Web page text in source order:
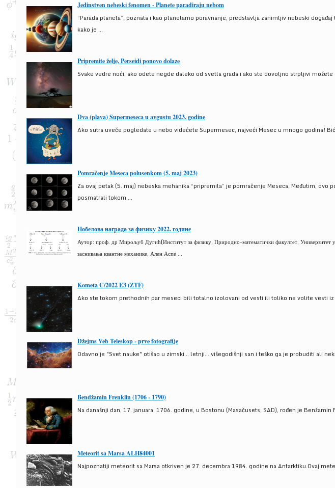
Jedinstven nebeski fenomen - Planete paradiraju nebom
“Parada planeta”, poznata i kao planetarno poravnanje, predstavlja zanimljiv nebeski
kako je ...
Pripremite želje, Perseidi ponovo dolaze
Svake vedre noći, ako odete negde daleko od svetla grada i ako ste dovoljno strpljivi
Dva (plava) Supermeseca u avgustu 2023. godine
Ako sutra uveče pogledate u nebo videćete Supermesec, najveći Mesec u mnogo godina!
Pomračenje Meseca polusenkom (5. maj 2023)
Za ovaj petak (5. maj) nebeska mehanika “pripremila” je pomračenje Meseca, Međutim,
posmatrali tokom ...
Нобелова награда за физику 2022. године
Аутор: проф. др Мирољуб Дугић(Институт за физику, Природно-математички факултет, Универзитет
заснивања квантне механике, Ален Аспе ...
Kometa C/2022 E3 (ZTF)
Ako ste tokom prethodnih par meseci bili totalno izolovani od vesti ili toliko ne volite vesti
Džejms Veb Teleskop - prve fotografije
Odavno je "Svet nauke" otišao u zimski... letnji... višegodišnji san i teško ga je probuditi ali
Bendžamin Frenklin (1706 - 1790)
Na današnji dan, 17. januara, 1706. godine, u Bostonu (Masačusets, SAD), rođen je
Meteorit sa Marsa ALH84001
Najpoznatiji meteorit sa Marsa otkriven je 27. decembra 1984. godine na Antarktiku.Ovaj